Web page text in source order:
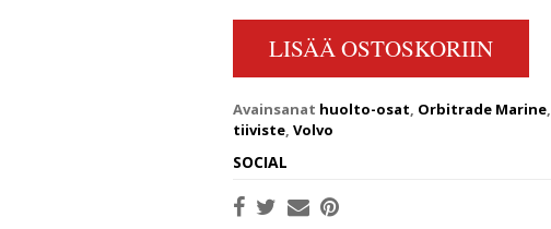
LISÄÄ OSTOSKORIIN
Avainsanat huolto-osat, Orbitrade Marine,
tiiviste, Volvo
SOCIAL